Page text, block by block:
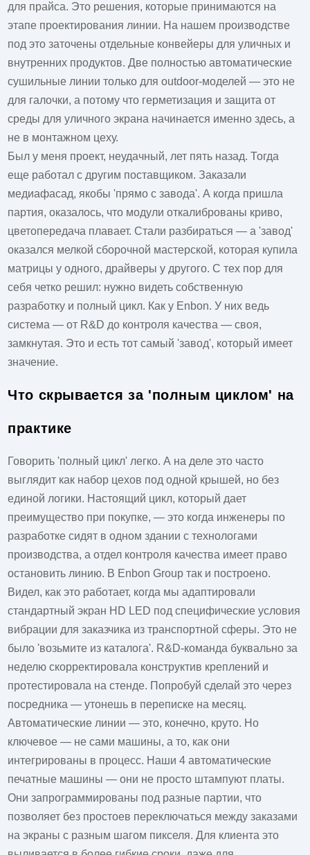
для прайса. Это решения, которые принимаются на
этапе проектирования линии. На нашем производстве
под это заточены отдельные конвейеры для уличных и
внутренних продуктов. Две полностью автоматические
сушильные линии только для outdoor-моделей — это не
для галочки, а потому что герметизация и защита от
среды для уличного экрана начинается именно здесь, а
не в монтажном цеху.
Был у меня проект, неудачный, лет пять назад. Тогда
еще работал с другим поставщиком. Заказали
медиафасад, якобы 'прямо с завода'. А когда пришла
партия, оказалось, что модули откалиброваны криво,
цветопередача плавает. Стали разбираться — а 'завод'
оказался мелкой сборочной мастерской, которая купила
матрицы у одного, драйверы у другого. С тех пор для
себя четко решил: нужно видеть собственную
разработку и полный цикл. Как у Enbon. У них ведь
система — от R&D до контроля качества — своя,
замкнутая. Это и есть тот самый 'завод', который имеет
значение.
Что скрывается за 'полным циклом' на
практике
Говорить 'полный цикл' легко. А на деле это часто
выглядит как набор цехов под одной крышей, но без
единой логики. Настоящий цикл, который дает
преимущество при покупке, — это когда инженеры по
разработке сидят в одном здании с технологами
производства, а отдел контроля качества имеет право
остановить линию. В Enbon Group так и построено.
Видел, как это работает, когда мы адаптировали
стандартный экран HD LED под специфические условия
вибрации для заказчика из транспортной сферы. Это не
было 'возьмите из каталога'. R&D-команда буквально за
неделю скорректировала конструктив креплений и
протестировала на стенде. Попробуй сделай это через
посредника — утонешь в переписке на месяц.
Автоматические линии — это, конечно, круто. Но
ключевое — не сами машины, а то, как они
интегрированы в процесс. Наши 4 автоматические
печатные машины — они не просто штампуют платы.
Они запрограммированы под разные партии, что
позволяет без простоев переключаться между заказами
на экраны с разным шагом пикселя. Для клиента это